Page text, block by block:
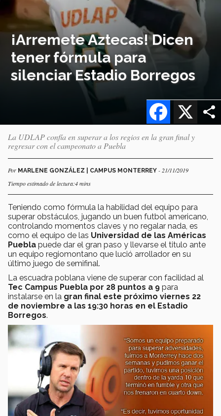
¡Arremete Aztecas! Dicen
tener fórmula para
silenciar Estadio Borregos
X
Facebook
La UDLAP confía en superar a los regios en la gran final y
regresar con el campeonato a Puebla
Por MARLENE GONZÁLEZ | CAMPUS MONTERREY - 21/11/2019
Tiempo estimado de lectura:4 mins
Teniendo como fórmula la habilidad del equipo para
superar obstáculos, jugando un buen futbol americano,
controlando momentos claves y no regalar nada, es
como el equipo de las Universidad de las Américas
Puebla puede dar el gran paso y llevarse el titulo ante
un equipo regiomontano que lució arrollador en su
último juego de semifinal.
La escuadra poblana viene de superar con facilidad al
Tec Campus Puebla por 28 puntos a 9 para
instalarse en la gran final este próximo viernes 22
de noviembre a las 19:30 horas en el Estadio
Borregos.